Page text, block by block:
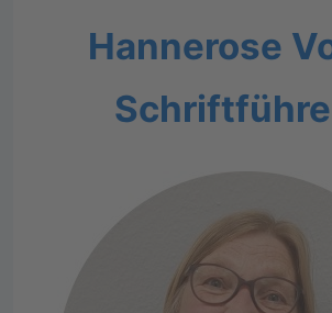
Hannerose